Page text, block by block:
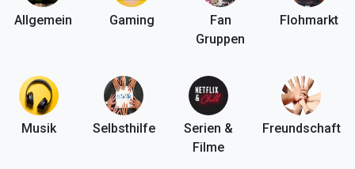
Allgemein Gaming
Fan
Gruppen
Flohmarkt
Musik Selbsthilfe
Serien &
Filme
Freundschaft